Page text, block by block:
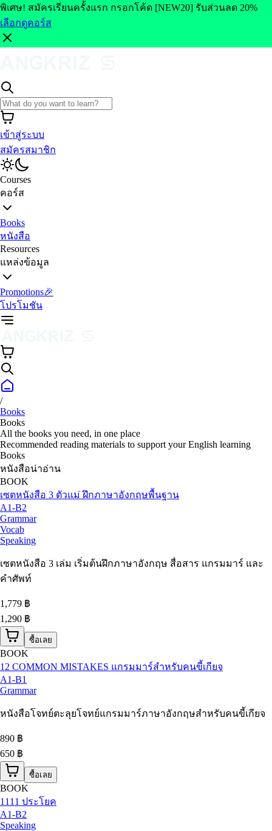
พิเศษ! สมัครเรียนครั้งแรก กรอกโค้ด [NEW20] รับส่วนลด 20%
เลือกดูคอร์ส
เข้าสู่ระบบ
สมัครสมาชิก
Courses
คอร์ส
Books
หนังสือ
Resources
แหล่งข้อมูล
Promotions🎉
โปรโมชัน
/
Books
Books
All the books you need, in one place
Recommended reading materials to support your English learning
Books
หนังสือน่าอ่าน
BOOK
เซตหนังสือ 3 ตัวแม่ ฝึกภาษาอังกฤษพื้นฐาน
A1-B2
Grammar
Vocab
Speaking
เซตหนังสือ 3 เล่ม เริ่มต้นฝึกภาษาอังกฤษ สื่อสาร แกรมมาร์ และ
คำศัพท์
1,779 ฿
1,290 ฿
ซื้อเลย
BOOK
12 COMMON MISTAKES แกรมมาร์สำหรับคนขี้เกียจ
A1-B1
Grammar
หนังสือโจทย์ตะลุยโจทย์แกรมมาร์ภาษาอังกฤษสำหรับคนขี้เกียจ
890 ฿
650 ฿
ซื้อเลย
BOOK
1111 ประโยค
A1-B2
Speaking